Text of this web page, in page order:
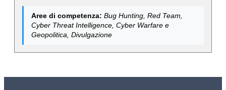
Aree di competenza: Bug Hunting, Red Team,
Cyber Threat Intelligence, Cyber Warfare e
Geopolitica, Divulgazione